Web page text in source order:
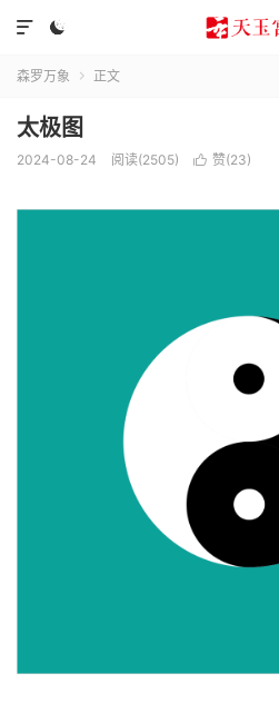


森罗万象  正文
太极图
2024-08-24 阅读(2505)  赞(23)